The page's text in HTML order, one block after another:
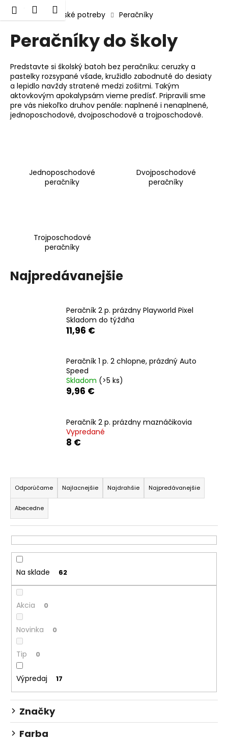
Prejsť
obsah
Prihlásenie
Nákupný
Menu
Domov Školské potreby Peračníky
Peračníky do školy
Predstavte si školský batoh bez peračníku: ceruzky a
pastelky rozsypané všade, kružidlo zabodnuté do desiaty
a lepidlo navždy stratené medzi zošitmi. Takým
aktovkovým apokalypsám vieme predísť. Pripravili sme
pre vás niekoľko druhov penále: naplnené i nenaplnené,
jednoposchodové, dvojposchodové a trojposchodové.
Jednoposchodové
peračníky
Dvojposchodové
peračníky
Trojposchodové
peračníky
Najpredávanejšie
Peračník 2 p. prázdny Playworld Pixel
Skladom do týždňa
11,96 €
Peračník 1 p. 2 chlopne, prázdný Auto
Speed
Skladom (>5 ks)
9,96 €
Peračník 2 p. prázdny maznáčikovia
Vypredané
8 €
R
a
d
e
n
i
e
p
r
o
d
u
k
o
v
Odporúčame Najlacnejšie Najdrahšie Najpredávanejšie
Abecedne
Na sklade 62
Akcia 0
Novinka 0
Tip 0
Výpredaj 17
Značky
Farba
o
o
p
o
t
r
s
ť
m
e
BOX
NA
DESIATU
S
PRIEHRADKOU
PLAYWORLD
PIXEL
5,56
€